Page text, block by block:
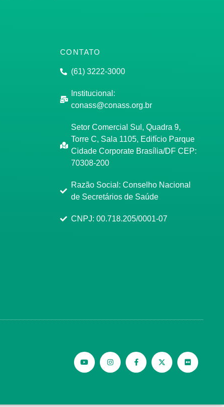
CONTATO
(61) 3222-3000
Institucional:
conass@conass.org.br
Setor Comercial Sul, Quadra 9,
Torre C, Sala 1105, Edifício Parque
Cidade Corporate Brasília/DF CEP:
70308-200
Razão Social: Conselho Nacional
de Secretários de Saúde
CNPJ: 00.718.205/0001-07